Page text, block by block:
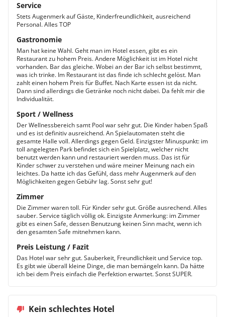
Service
Stets Augenmerk auf Gäste, Kinderfreundlichkeit, ausreichend
Personal. Alles TOP
Gastronomie
Man hat keine Wahl. Geht man im Hotel essen, gibt es ein
Restaurant zu hohem Preis. Andere Möglichkeit ist im Hotel nicht
vorhanden. Bar das gleiche. Wobei an der Bar ich selbst bestimmt,
was ich trinke. Im Restaurant ist das finde ich schlecht gelöst. Man
zahlt einen hohem Preis für Buffet. Nach Karte essen ist da nicht.
Dann sind allerdings die Getränke noch nicht dabei. Da fehlt mir die
Individualität.
Sport / Wellness
Der Wellnessbereich samt Pool war sehr gut. Die Kinder haben Spaß
und es ist definitiv ausreichend. An Spielautomaten steht die
gesamte Halle voll. Allerdings gegen Geld. Einzigster Minuspunkt: im
toll angelegten Park befindet sich ein Spielplatz, welcher nicht
benutzt werden kann und restauriert werden muss. Das ist für
Kinder schwer zu verstehen und wäre meiner Meinung nach ein
leichtes. Da hatte ich das Gefühl, dass mehr Augenmerk auf den
Möglichkeiten gegen Gebühr lag. Sonst sehr gut!
Zimmer
Die Zimmer waren toll. Für Kinder sehr gut. Größe ausrechend. Alles
sauber. Service täglich völlig ok. Einzigste Anmerkung: im Zimmer
gibt es einen Safe, dessen Benutzung keinen Sinn macht, wenn ich
den gesamten Safe mitnehmen kann.
Preis Leistung / Fazit
Das Hotel war sehr gut. Sauberkeit, Freundlichkeit und Service top.
Es gibt wie überall kleine Dinge, die man bemängeln kann. Da hätte
ich bei dem Preis einfach die Perfektion erwartet. Sonst SUPER.
Kein schlechtes Hotel